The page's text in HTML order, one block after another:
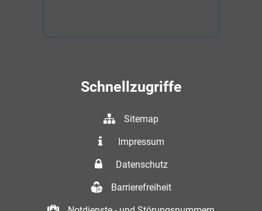
Schnellzugriffe
Sitemap
Impressum
Datenschutz
Barrierefreiheit